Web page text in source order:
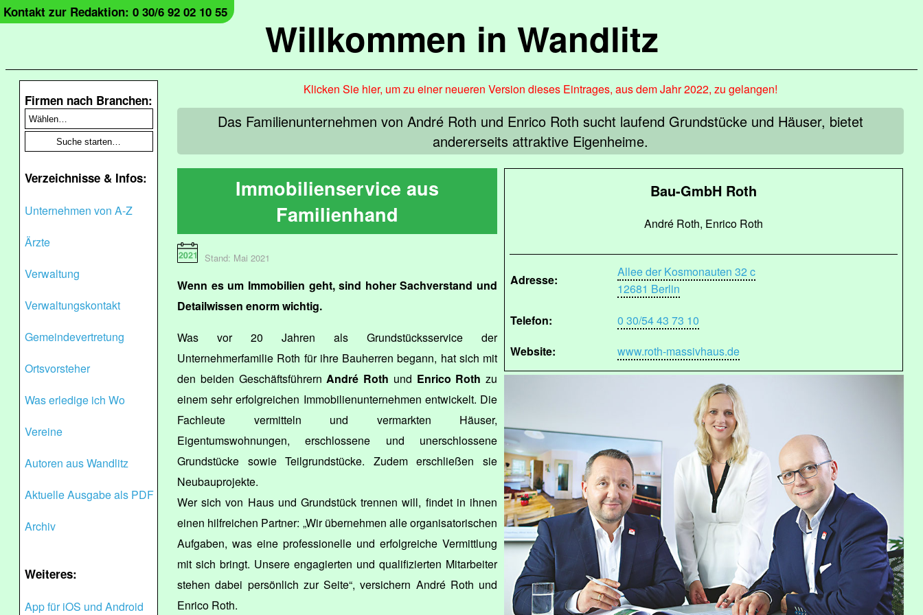
Willkommen in Wandlitz
Kontakt zur Redaktion: 0 30/6 92 02 10 55
Firmen nach Branchen:
Verzeichnisse & Infos:
Unternehmen von A-Z
Ärzte
Verwaltung
Verwaltungskontakt
Gemeindevertretung
Ortsvorsteher
Was erledige ich Wo
Vereine
Autoren aus Wandlitz
Aktuelle Ausgabe als PDF
Archiv
Weiteres:
App für iOS und Android
Klicken Sie hier, um zu einer neueren Version dieses Eintrages, aus dem Jahr 2022, zu gelangen!
Das Familienunternehmen von André Roth und Enrico Roth sucht laufend Grundstücke und Häuser, bietet
andererseits attraktive Eigenheime.
Bau-GmbH Roth
André Roth, Enrico Roth
Adresse:
Allee der Kosmonauten 32 c
12681 Berlin
Telefon:
0 30/54 43 73 10
Website:
www.roth-massivhaus.de
Immobilienservice aus
Familienhand
Stand: Mai 2021
Wenn es um Immobilien geht, sind hoher Sachverstand und
Detailwissen enorm wichtig.
Was vor 20 Jahren als Grundstücksservice der
Unternehmerfamilie Roth für ihre Bauherren begann, hat sich mit
den beiden GeschäftsführernAndré Roth und Enrico Roth zu
einem sehr erfolgreichen Immobilienunternehmen entwickelt. Die
Fachleute vermitteln und vermarkten Häuser,
Eigentumswohnungen, erschlossene und unerschlossene
Grundstücke sowie Teilgrundstücke. Zudem erschließen sie
Neubauprojekte.
Wer sich von Haus und Grundstück trennen will, findet in ihnen
einen hilfreichen Partner: „Wir übernehmen alle organisatorischen
Aufgaben, was eine professionelle und erfolgreiche Vermittlung
mit sich bringt. Unsere engagierten und qualifizierten Mitarbeiter
stehen dabei persönlich zur Seite“, versichern André Roth und
Enrico Roth.